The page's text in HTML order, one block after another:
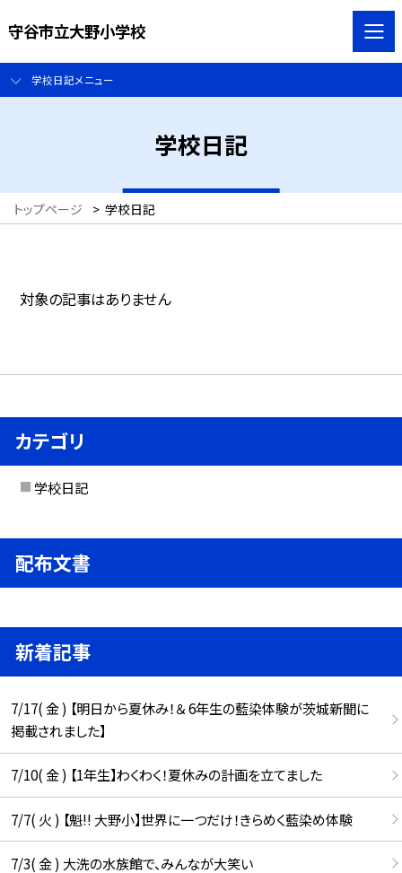
守谷市立大野小学校
学校日記メニュー
学校日記
トップページ > 学校日記
対象の記事はありません
カテゴリ
学校日記
配布文書
新着記事
7/17( 金 ) 【明日から夏休み！＆ 6年生の藍染体験が茨城新聞に
掲載されました】
7/10( 金 ) 【1年生】わくわく！夏休みの計画を立てました
7/7( 火 ) 【魁!! 大野小】世界に一つだけ！きらめく藍染め体験
7/3( 金 ) 大洗の水族館で、みんなが大笑い